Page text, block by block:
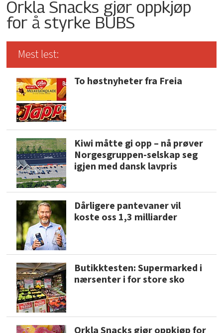
Orkla Snacks gjør oppkjøp
for å styrke BUBS
Mest lest:
To høstnyheter fra Freia
Kiwi måtte gi opp – nå prøver
Norgesgruppen-selskap seg
igjen med dansk lavpris
Dårligere pantevaner vil
koste oss 1,3 milliarder
Butikktesten: Supermarked i
nærsenter i for store sko